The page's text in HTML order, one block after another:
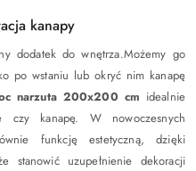
kanapy
dodatek do wnętrza.Możemy go
po wstaniu lub okryć nim kanapę
narzuta 200x200 cm idealnie
czy kanapę. W nowoczesnych
funkcję estetyczną, dzięki
stanowić uzupełnienie dekoracji